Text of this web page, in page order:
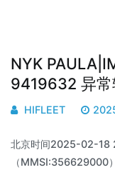
NYK
9419632 异常
HIFLEET
北京时间2025-02-18
（MMSI:356629000